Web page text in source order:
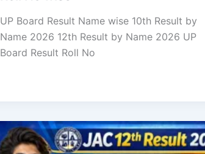
UP Board Result Name wise 10th Result by
Name 2026 12th Result by Name 2026 UP
Board Result Roll No